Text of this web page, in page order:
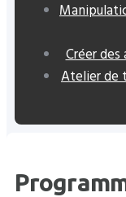
Créer
Atelier de